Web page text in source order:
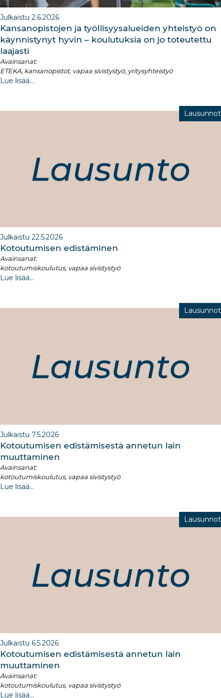
Julkaistu 2.6.2026
Kansanopistojen ja työllisyysalueiden yhteistyö on
käynnistynyt hyvin – koulutuksia on jo toteutettu
laajasti
Avainsanat:
ETEKA, kansanopistot, vapaa sivistystyö, yritysyhteistyö
Lue lisää...
Lausunnot
Julkaistu 22.5.2026
Kotoutumisen edistäminen​
Avainsanat:
kotoutumiskoulutus, vapaa sivistystyö
Lue lisää...
Lausunnot
Julkaistu 7.5.2026
Kotoutumisen edistämisestä annetun lain
muuttaminen
Avainsanat:
kotoutumiskoulutus, vapaa sivistystyö
Lue lisää...
Lausunnot
Julkaistu 6.5.2026
Kotoutumisen edistämisestä annetun lain
muuttaminen
Avainsanat:
kotoutumiskoulutus, vapaa sivistystyö
Lue lisää...